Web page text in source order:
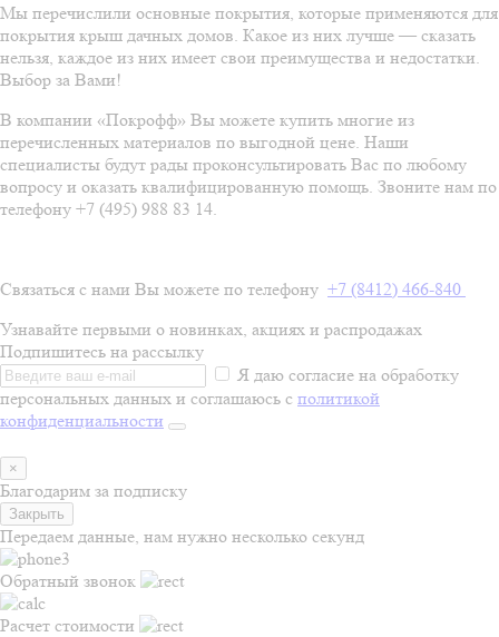
Мы перечислили основные покрытия, которые применяются для
покрытия крыш дачных домов. Какое из них лучше — сказать
нельзя, каждое из них имеет свои преимущества и недостатки.
Выбор за Вами!
В компании «Покрофф» Вы можете купить многие из
перечисленных материалов по выгодной цене. Наши
специалисты будут рады проконсультировать Вас по любому
вопросу и оказать квалифицированную помощь. Звоните нам по
телефону +7 (495) 988 83 14.
Связаться с нами Вы можете по телефону +7 (8412) 466-840
Узнавайте первыми о новинках, акциях и распродажах
Подпишитесь на рассылку
Я даю согласие на обработку
персональных данных и соглашаюсь с политикой
конфиденциальности
×
Благодарим за подписку
Закрыть
Передаем данные, нам нужно несколько секунд
Обратный звонок
Расчет стоимости